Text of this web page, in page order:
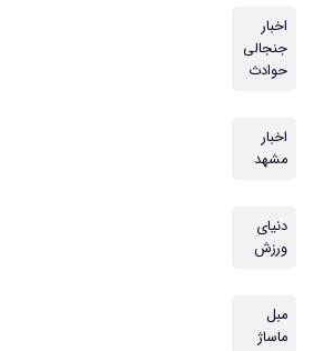
اخبار
جنجالی
حوادث
اخبار
مشهد
دنیای
ورزش
مبل
ماساژ